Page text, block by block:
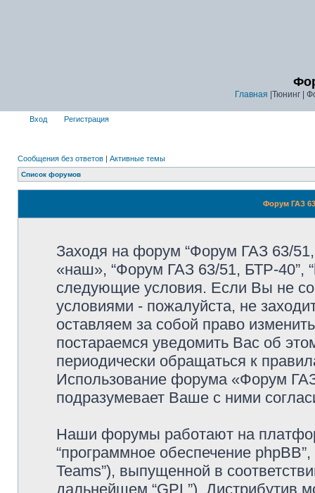
Главная |Тюнинг |
Вход Регистрация
Сообщения без ответов | Активные темы
Список форумов
Форум ГАЗ
Заходя на форум “Форум ГАЗ 63/
«наш», “Форум ГАЗ 63/51, БТР-40”,
следующие условия. Если Вы не
условиями - пожалуйста, не
оставляем за собой право
постараемся уведомить Вас об
периодически обращаться к
Использование форума «Форум
подразумевает Ваше с ними
Наши форумы работают на
“программное обеспечение
Teams”), выпущенной в
дальнейшем “GPL”). Дистрибутив